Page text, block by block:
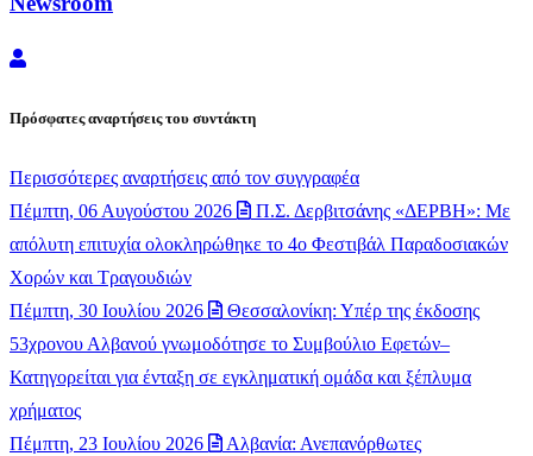
Newsroom
Πρόσφατες αναρτήσεις του συντάκτη
Περισσότερες αναρτήσεις από τον συγγραφέα
Πέμπτη, 06 Αυγούστου 2026
Π.Σ. Δερβιτσάνης «ΔΕΡΒΗ»: Με
απόλυτη επιτυχία ολοκληρώθηκε το 4ο Φεστιβάλ Παραδοσιακών
Χορών και Τραγουδιών
Πέμπτη, 30 Ιουλίου 2026
Θεσσαλονίκη: Υπέρ της έκδοσης
53χρονου Αλβανού γνωμοδότησε το Συμβούλιο Εφετών–
Κατηγορείται για ένταξη σε εγκληματική ομάδα και ξέπλυμα
χρήματος
Πέμπτη, 23 Ιουλίου 2026
Αλβανία: Ανεπανόρθωτες